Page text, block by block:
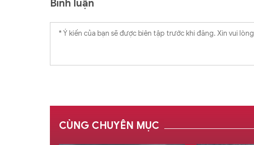
Bình luận
CÙNG CHUYÊN MỤC